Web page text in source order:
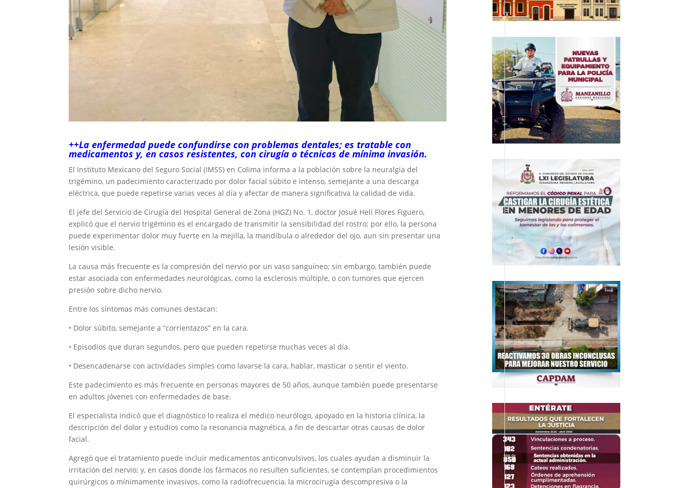
++La enfermedad puede confundirse con problemas dentales; es tratable con
medicamentos y, en casos resistentes, con cirugía o técnicas de mínima invasión.
El Instituto Mexicano del Seguro Social (IMSS) en Colima informa a la población sobre la neuralgia del
trigémino, un padecimiento caracterizado por dolor facial súbito e intenso, semejante a una descarga
eléctrica, que puede repetirse varias veces al día y afectar de manera significativa la calidad de vida.
El jefe del Servicio de Cirugía del Hospital General de Zona (HGZ) No. 1, doctor Josué Helí Flores Figuero,
explicó que el nervio trigémino es el encargado de transmitir la sensibilidad del rostro; por ello, la persona
puede experimentar dolor muy fuerte en la mejilla, la mandíbula o alrededor del ojo, aun sin presentar una
lesión visible.
La causa más frecuente es la compresión del nervio por un vaso sanguíneo; sin embargo, también puede
estar asociada con enfermedades neurológicas, como la esclerosis múltiple, o con tumores que ejercen
presión sobre dicho nervio.
Entre los síntomas más comunes destacan:
• Dolor súbito, semejante a “corrientazos” en la cara.
• Episodios que duran segundos, pero que pueden repetirse muchas veces al día.
• Desencadenarse con actividades simples como lavarse la cara, hablar, masticar o sentir el viento.
Este padecimiento es más frecuente en personas mayores de 50 años, aunque también puede presentarse
en adultos jóvenes con enfermedades de base.
El especialista indicó que el diagnóstico lo realiza el médico neurólogo, apoyado en la historia clínica, la
descripción del dolor y estudios como la resonancia magnética, a fin de descartar otras causas de dolor
facial.
Agregó que el tratamiento puede incluir medicamentos anticonvulsivos, los cuales ayudan a disminuir la
irritación del nervio; y, en casos donde los fármacos no resulten suficientes, se contemplan procedimientos
quirúrgicos o mínimamente invasivos, como la radiofrecuencia, la microcirugía descompresiva o la